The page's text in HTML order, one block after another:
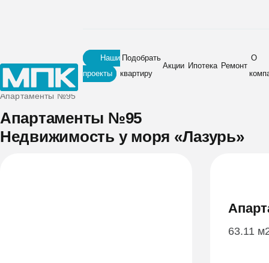
Наши
проекты
Подобрать
квартиру
Акции Ипотека Ремонт
О
Главная Новостройки•Недвижимость у моря «Лазурь»
Апартаменты №95
Апартаменты №95
Недвижимость у моря «Лазурь»
63.11